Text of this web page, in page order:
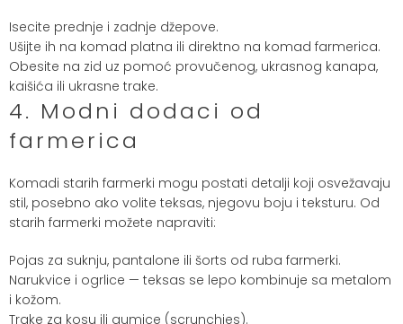
Isecite prednje i zadnje džepove.
Ušijte ih na komad platna ili direktno na komad farmerica.
Obesite na zid uz pomoć provučenog, ukrasnog kanapa,
kaišića ili ukrasne trake.
4. Modni dodaci od
farmerica
Komadi starih farmerki mogu postati detalji koji osvežavaju
stil, posebno ako volite teksas, njegovu boju i teksturu. Od
starih farmerki možete napraviti:
Pojas za suknju, pantalone ili šorts od ruba farmerki.
Narukvice i ogrlice — teksas se lepo kombinuje sa metalom
i kožom.
Trake za kosu ili gumice (scrunchies).